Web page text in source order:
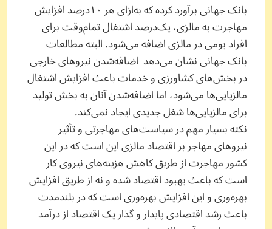
بانک جهانی برآورد کرده که به‌ازای هر ١٠‌درصد افزایش
مهاجرت به مالزی، یک‌درصد اشتغال تمام‌وقت برای
افراد بومی در مالزی اضافه می‌شود. البته مطالعات
بانک جهانی نشان می‌دهد اضافه‌شدن نیروهای خارجی
در بخش‌های کشاورزی و خدمات باعث افزایش اشتغال
مالزیایی‌ها می‌شود، اما اضافه‌شدن آنان به بخش تولید
برای مالزیایی‌ها شغل جدیدی ایجاد نمی‌کند.
نکته‌ بسیار مهم در سیاست‌های مهاجرتی و تأثیر
نیروهای مهاجر بر اقتصاد مالزی این است که در این
کشور مهاجرت از طریق کاهش هزینه‌های نیروی کار
است که باعث بهبود اقتصاد شده و نه از طریق افزایش
بهره‌وری و این افزایش بهره‌وری است که در بلندمدت
باعث رشد اقتصادی پایدار و گذار یک اقتصاد از درآمد